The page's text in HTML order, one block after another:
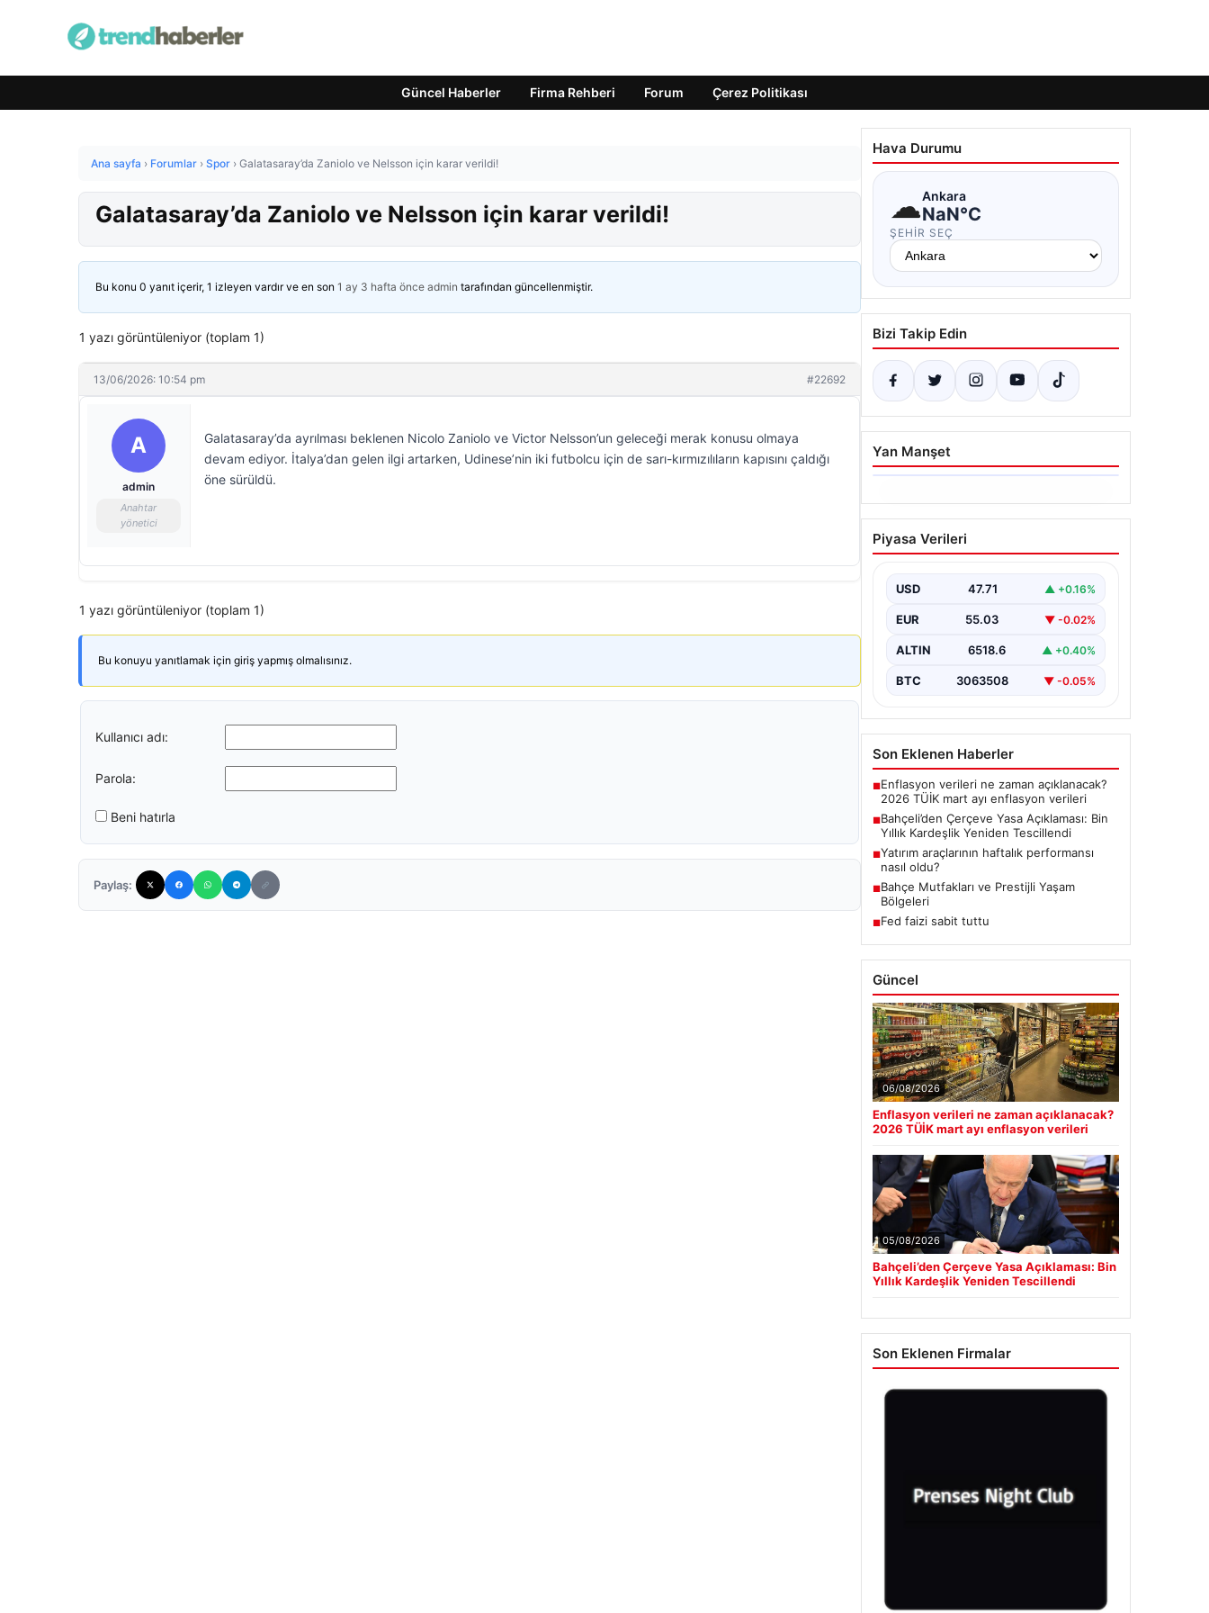
Güncel Haberler Firma Rehberi Forum Çerez Politikası
Ana sayfa › Forumlar › Spor › Galatasaray’da Zaniolo ve Nelsson için karar verildi!
Galatasaray’da Zaniolo ve Nelsson için karar verildi!
Bu konu 0 yanıt içerir, 1 izleyen vardır ve en son 1 ay 3 hafta önce admin tarafından güncellenmiştir.
1 yazı görüntüleniyor (toplam 1)
13/06/2026: 10:54 pm #22692
A
admin
Anahtar
yönetici
Galatasaray’da ayrılması beklenen Nicolo Zaniolo ve Victor Nelsson’un geleceği merak konusu olmaya
devam ediyor. İtalya’dan gelen ilgi artarken, Udinese’nin iki futbolcu için de sarı-kırmızılıların kapısını çaldığı
öne sürüldü.
1 yazı görüntüleniyor (toplam 1)
Bu konuyu yanıtlamak için giriş yapmış olmalısınız.
Kullanıcı adı:
Parola:
Beni hatırla
Paylaş:
Hava Durumu
☁Ankara
NaN°C
ŞEHIR SEÇ
Bizi Takip Edin
Yan Manşet
05.08.2026
Yatırım araçlarının haftalık
performansı nasıl oldu?
Performans Analizi", "content": "Bir
haftalık zaman diliminde finans
piyasalarında hareketlilik…
Piyasa Verileri
USD 47.71 ▲ +0.16%
EUR 55.03 ▼ -0.02%
ALTIN 6518.6 ▲ +0.40%
BTC 3063508 ▼ -0.05%
Son Eklenen Haberler
■Enflasyon verileri ne zaman açıklanacak?
2026 TÜİK mart ayı enflasyon verileri
■Bahçeli’den Çerçeve Yasa Açıklaması: Bin
Yıllık Kardeşlik Yeniden Tescillendi
■Yatırım araçlarının haftalık performansı
nasıl oldu?
■Bahçe Mutfakları ve Prestijli Yaşam
Bölgeleri
■Fed faizi sabit tuttu
Güncel
06/08/2026
Enflasyon verileri ne zaman açıklanacak?
2026 TÜİK mart ayı enflasyon verileri
05/08/2026
Bahçeli’den Çerçeve Yasa Açıklaması: Bin
Yıllık Kardeşlik Yeniden Tescillendi
Son Eklenen Firmalar